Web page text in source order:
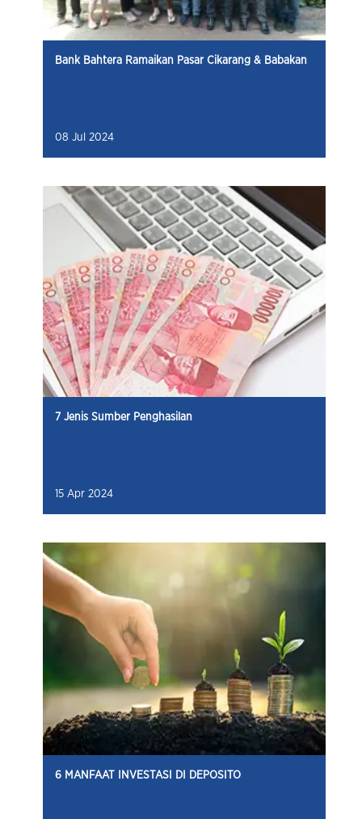
Bank Bahtera Ramaikan Pasar Cikarang & Babakan
08 Jul 2024
7 Jenis Sumber Penghasilan
15 Apr 2024
6 MANFAAT INVESTASI DI DEPOSITO